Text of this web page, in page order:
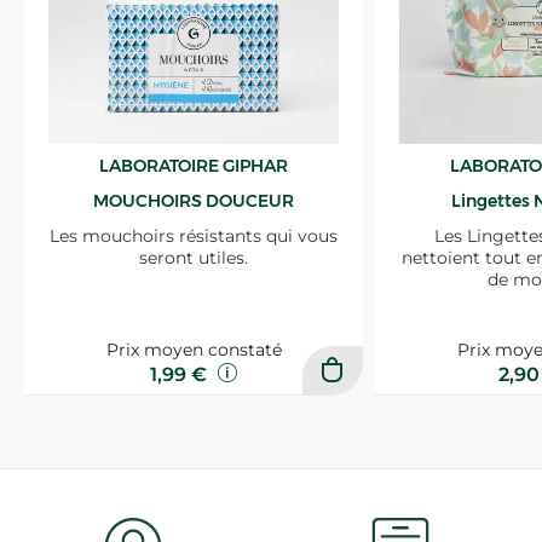
LABORATOIRE GIPHAR
MOUCHOIRS DOUCEUR
Les mouchoirs résistants qui vous
seront utiles.
Prix moyen constaté
1,99 €
Lingettes
Les
nettoient tout
de
Prix